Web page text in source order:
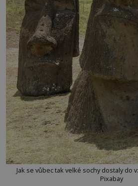
Jak se vůbec tak velké sochy dostaly do
Pixabay